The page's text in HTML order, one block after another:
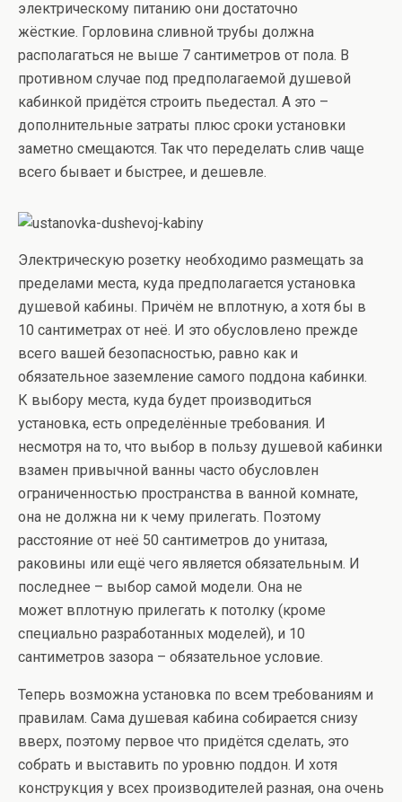
электрическому питанию они достаточно
жёсткие. Горловина сливной трубы должна
располагаться не выше 7 сантиметров от пола. В
противном случае под предполагаемой душевой
кабинкой придётся строить пьедестал. А это –
дополнительные затраты плюс сроки установки
заметно смещаются. Так что переделать слив чаще
всего бывает и быстрее, и дешевле.
Электрическую розетку необходимо размещать за
пределами места, куда предполагается установка
душевой кабины. Причём не вплотную, а хотя бы в
10 сантиметрах от неё. И это обусловлено прежде
всего вашей безопасностью, равно как и
обязательное заземление самого поддона кабинки.
К выбору места, куда будет производиться
установка, есть определённые требования. И
несмотря на то, что выбор в пользу душевой кабинки
взамен привычной ванны часто обусловлен
ограниченностью пространства в ванной комнате,
она не должна ни к чему прилегать. Поэтому
расстояние от неё 50 сантиметров до унитаза,
раковины или ещё чего является обязательным. И
последнее – выбор самой модели. Она не
может вплотную прилегать к потолку (кроме
специально разработанных моделей), и 10
сантиметров зазора – обязательное условие.
Теперь возможна установка по всем требованиям и
правилам. Сама душевая кабина собирается снизу
вверх, поэтому первое что придётся сделать, это
собрать и выставить по уровню поддон. И хотя
конструкция у всех производителей разная, она очень